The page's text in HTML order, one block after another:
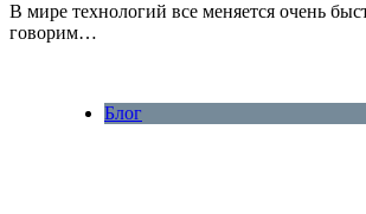
В мире технологий все меняется очень
говорим…
Блог